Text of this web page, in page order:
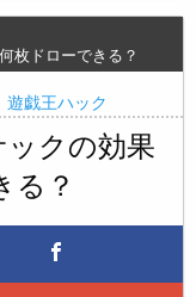
枚ドローできる？
遊戯王ハック
クの効果
る？